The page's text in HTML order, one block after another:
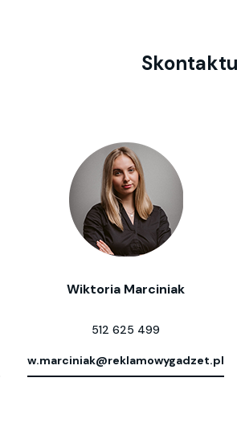
Wiktoria Marciniak
512 625 499
w.marciniak@reklamowygadzet.pl